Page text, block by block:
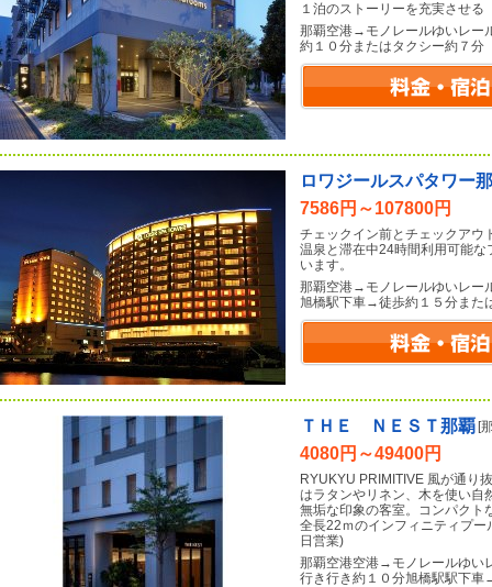
１泊のストーリーを充実させる
那覇空港→モノレールゆいレー
約１０分またはタクシー約７分
ロワジールスパタワー
7586円～107800円
チェックイン前とチェックアウ
温泉と滞在中24時間利用可能
います。
那覇空港→モノレールゆいレー
旭橋駅下車→徒歩約１５分また
ＴＨＥ ＮＥＳＴ那覇 [
4080円～49400円
RYUKYU PRIMITIVE 風が通り
はラタンやリネン、木を使い自
無垢な印象の客室。コンパクト
全長22ｍのインフィニティプ
日営業)
那覇空港空港→モノレールゆい
行き行き約１０分旭橋駅駅下